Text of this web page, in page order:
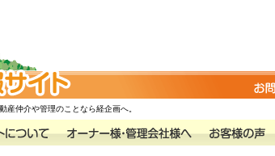
仲介や管理のことなら経企画へ。